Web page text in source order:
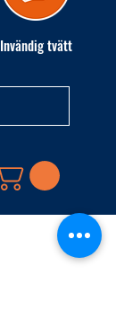
Invändig tvätt